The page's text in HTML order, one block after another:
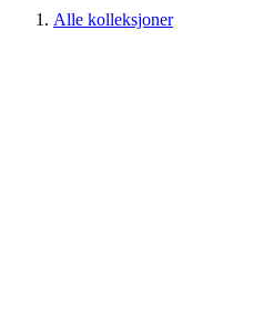
Alle kolleksjoner